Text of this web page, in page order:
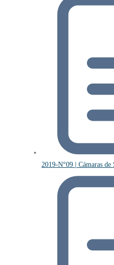
2019-N°09 | Cámaras